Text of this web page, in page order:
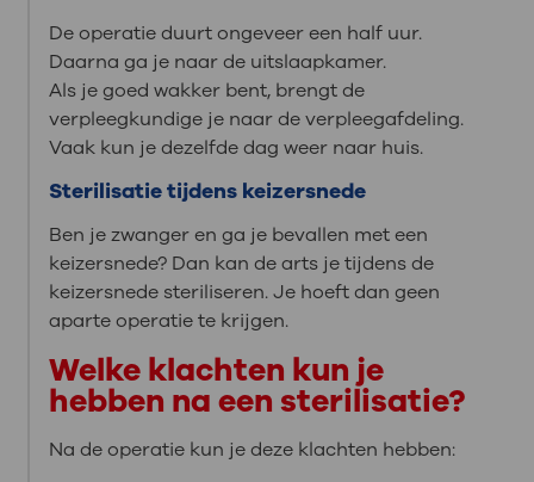
De operatie duurt ongeveer een half uur.
Daarna ga je naar de uitslaapkamer.
Als je goed wakker bent, brengt de
verpleegkundige je naar de verpleegafdeling.
Vaak kun je dezelfde dag weer naar huis.
Sterilisatie tijdens keizersnede
Ben je zwanger en ga je bevallen met een
keizersnede? Dan kan de arts je tijdens de
keizersnede steriliseren. Je hoeft dan geen
aparte operatie te krijgen.
Welke klachten kun je
hebben na een sterilisatie?
Na de operatie kun je deze klachten hebben: